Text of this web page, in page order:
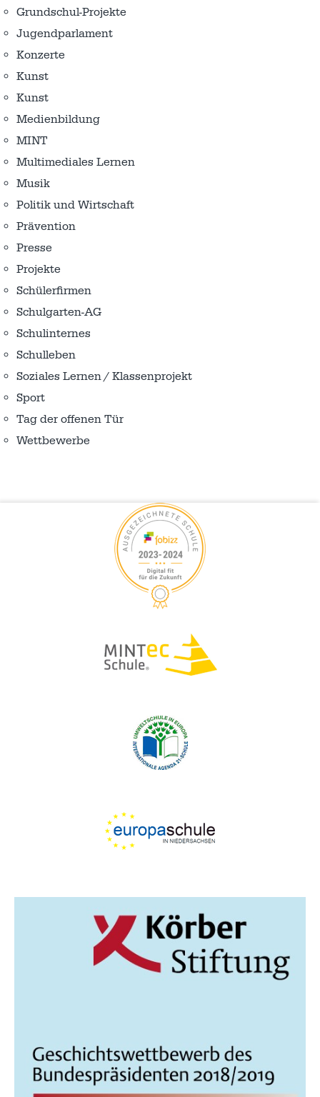
Grundschul-Projekte
Jugendparlament
Konzerte
Kunst
Kunst
Medienbildung
MINT
Multimediales Lernen
Musik
Politik und Wirtschaft
Prävention
Presse
Projekte
Schülerfirmen
Schulgarten-AG
Schulinternes
Schulleben
Soziales Lernen / Klassenprojekt
Sport
Tag der offenen Tür
Wettbewerbe